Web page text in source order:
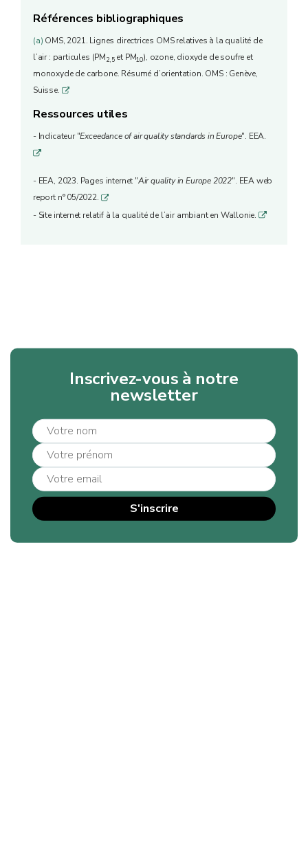
Références bibliographiques
(a) OMS, 2021. Lignes directrices OMS relatives à la qualité de
l’air : particules (PM2,5et PM10), ozone, dioxyde de soufre et
monoxyde de carbone. Résumé d’orientation. OMS : Genève,
Suisse. q
Ressources utiles
- Indicateur "Exceedance of air quality standards in Europe". EEA.
q
- EEA, 2023. Pages internet "Air quality in Europe 2022". EEA web
report n° 05/2022. q
- Site internet relatif à la qualité de l’air ambiant en Wallonie. q
Inscrivez-vous à notre
newsletter